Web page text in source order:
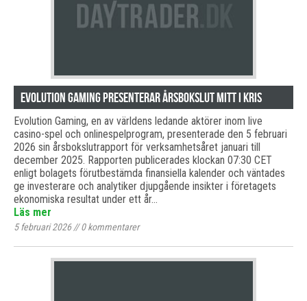
Evolution Gaming presenterar årsbokslut mitt i kris
Evolution Gaming, en av världens ledande aktörer inom live
casino-spel och onlinespelprogram, presenterade den 5 februari
2026 sin årsbokslutrapport för verksamhetsåret januari till
december 2025. Rapporten publicerades klockan 07:30 CET
enligt bolagets förutbestämda finansiella kalender och väntades
ge investerare och analytiker djupgående insikter i företagets
ekonomiska resultat under ett år…
Läs mer
5 februari 2026//0kommentarer